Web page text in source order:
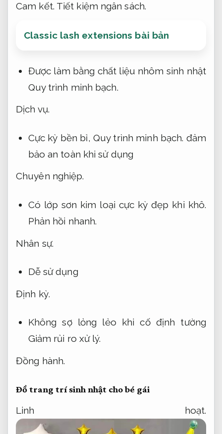
Cam kết. Tiết kiệm ngân sách.
Classic lash extensions bài bản
Được làm bằng chất liệu nhôm sinh nhật
Quy trình minh bạch.
Dịch vụ.
Cực kỳ bền bỉ, Quy trình minh bạch. đảm
bảo an toàn khi sử dụng
Chuyên nghiệp.
Có lớp sơn kim loại cực kỳ đẹp khi khô.
Phản hồi nhanh.
Nhân sự.
Dễ sử dụng
Định kỳ.
Không sợ lỏng lẻo khi cố định tường
Giảm rủi ro xử lý.
Đồng hành.
Đồ trang trí sinh nhật cho bé gái
Linh hoạt.